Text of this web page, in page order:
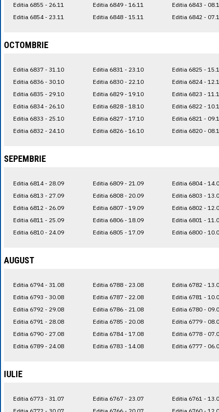
Editia 6855 - 26.11
Editia 6854 - 23.11
Editia 6849 - 16.11
Editia 6848 - 15.11
Editia 6843 -
Editia 6842 -
OCTOMBRIE
Editia 6837 - 31.10
Editia 6836 - 30.10
Editia 6835 - 29.10
Editia 6834 - 26.10
Editia 6833 - 25.10
Editia 6832 - 24.10
Editia 6831 - 23.10
Editia 6830 - 22.10
Editia 6829 - 19.10
Editia 6828 - 18.10
Editia 6827 - 17.10
Editia 6826 - 16.10
Editia 6825 -
Editia 6824 -
Editia 6823 -
Editia 6822 -
Editia 6821 -
Editia 6820 -
SEPEMBRIE
Editia 6814 - 28.09
Editia 6813 - 27.09
Editia 6812 - 26.09
Editia 6811 - 25.09
Editia 6810 - 24.09
Editia 6809 - 21.09
Editia 6808 - 20.09
Editia 6807 - 19.09
Editia 6806 - 18.09
Editia 6805 - 17.09
Editia 6804 -
Editia 6803 -
Editia 6802 -
Editia 6801 -
Editia 6800 -
AUGUST
Editia 6794 - 31.08
Editia 6793 - 30.08
Editia 6792 - 29.08
Editia 6791 - 28.08
Editia 6790 - 27.08
Editia 6789 - 24.08
Editia 6788 - 23.08
Editia 6787 - 22.08
Editia 6786 - 21.08
Editia 6785 - 20.08
Editia 6784 - 17.08
Editia 6783 - 14.08
Editia 6782 -
Editia 6781 -
Editia 6780 -
Editia 6779 -
Editia 6778 -
Editia 6777 -
IULIE
Editia 6773 - 31.07
Editia 6772 - 30.07
Editia 6767 - 23.07
Editia 6766 - 20.07
Editia 6761 -
Editia 6760 -